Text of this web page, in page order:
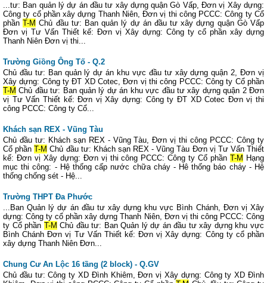
...tư: Ban quản lý dự án đầu tư xây dựng quận Gò Vấp, Đơn vị Xây dựng:
Công ty cổ phần xây dựng Thanh Niên, Đơn vị thi công PCCC: Công ty Cổ
phầnT-M Chủ đầu tư: Ban quản lý dự án đầu tư xây dựng quận Gò Vấp
Đơn vị Tư Vấn Thiết kế: Đơn vị Xây dựng: Công ty cổ phần xây dựng
Thanh Niên Đơn vị thi...
Trường Giồng Ông Tố - Q.2
Chủ đầu tư: Ban quản lý dự án khu vực đầu tư xây dựng quận 2, Đơn vị
Xây dựng: Công ty ĐT XD Cotec, Đơn vị thi công PCCC: Công ty Cổ phần
T-M Chủ đầu tư: Ban quản lý dự án khu vực đầu tư xây dựng quận 2 Đơn
vị Tư Vấn Thiết kế: Đơn vị Xây dựng: Công ty ĐT XD Cotec Đơn vị thi
công PCCC: Công ty Cổ...
Khách sạn REX - Vũng Tàu
Chủ đầu tư: Khách sạn REX - Vũng Tàu, Đơn vị thi công PCCC: Công ty
Cổ phầnT-M Chủ đầu tư: Khách sạn REX - Vũng Tàu Đơn vị Tư Vấn Thiết
kế: Đơn vị Xây dựng: Đơn vị thi công PCCC: Công ty Cổ phầnT-M Hạng
mục thi công: - Hệ thống cấp nước chữa cháy - Hê thống báo cháy - Hệ
thống chống sét - Hệ...
Trường THPT Đa Phước
...Ban Quản lý dự án đầu tư xây dựng khu vực Bình Chánh, Đơn vị Xây
dựng: Công ty cổ phần xây dựng Thanh Niên, Đơn vị thi công PCCC: Công
ty Cổ phần T-M Chủ đầu tư: Ban Quản lý dự án đầu tư xây dựng khu vực
Bình Chánh Đơn vị Tư Vấn Thiết kế: Đơn vị Xây dựng: Công ty cổ phần
xây dựng Thanh Niên Đơn...
Chung Cư An Lộc 16 tầng (2 block) - Q.GV
Chủ đầu tư: Công ty XD Đình Khiêm, Đơn vị Xây dựng: Công ty XD Đình